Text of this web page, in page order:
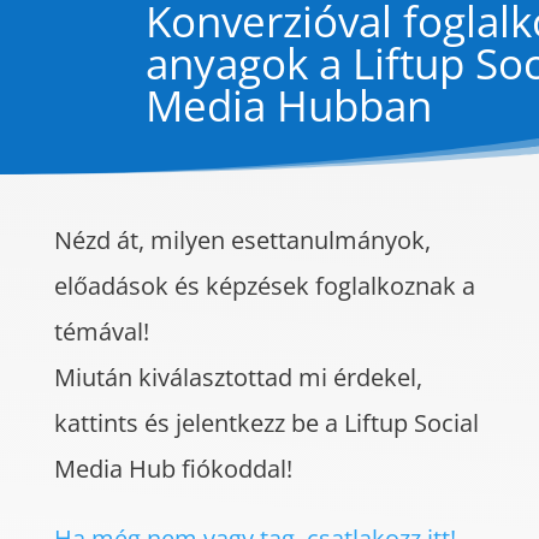
Konverzióval
anyagok a Liftup
Media Hubban
Nézd át, milyen esettanulmányok,
előadások és képzések foglalkoznak a
témával!
Miután kiválasztottad mi érdekel,
kattints és jelentkezz be a Liftup Social
Media Hub fiókoddal!